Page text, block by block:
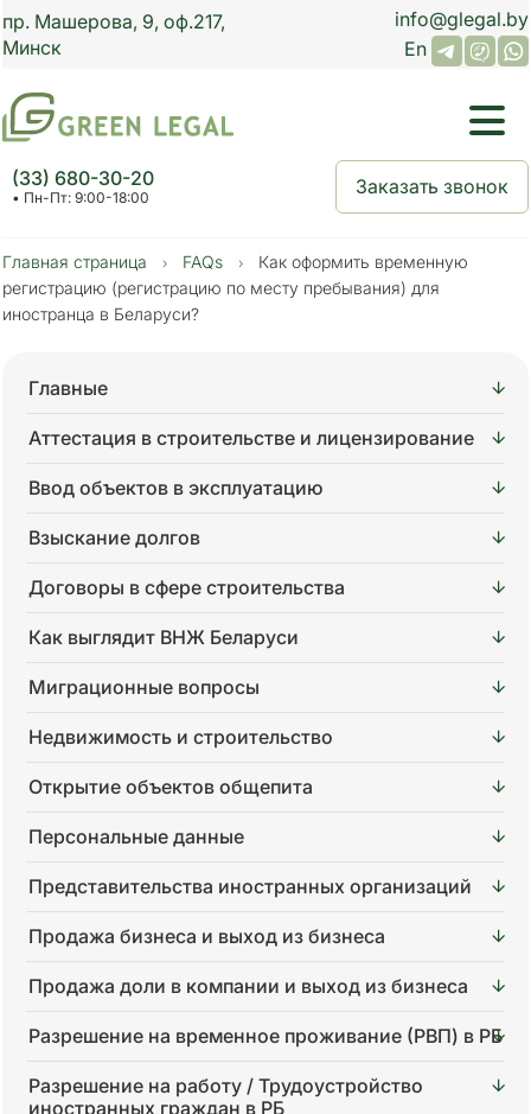
info@glegal.by
пр. Машерова, 9, оф.217,
Минск
En
(33) 680-30-20
• Пн-Пт: 9:00-18:00 Заказать звонок
Главная страница › FAQs ›
Как оформить временную
регистрацию (регистрацию по месту пребывания) для
иностранца в Беларуси?
Главные
Аттестация в строительстве и лицензирование
Ввод объектов в эксплуатацию
Взыскание долгов
Договоры в сфере строительства
Как выглядит ВНЖ Беларуси
Миграционные вопросы
Недвижимость и строительство
Открытие объектов общепита
Персональные данные
Представительства иностранных организаций
Продажа бизнеса и выход из бизнеса
Продажа доли в компании и выход из бизнеса
Разрешение на временное проживание (РВП) в РБ
Разрешение на работу / Трудоустройство
иностранных граждан в РБ